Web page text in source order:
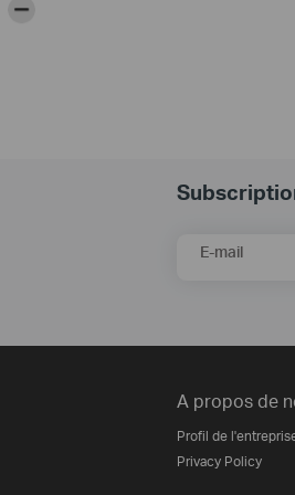
E-mail
A propos de
Profil de
Privacy Policy